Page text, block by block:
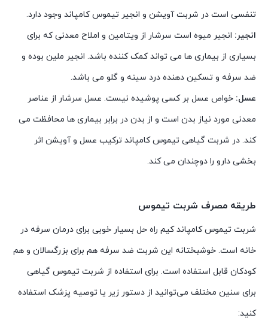
تنفسی است در شربت آویشن و انجیر تیموس کامپاند وجود دارد.
انجیر: انجیر میوه است سرشار از ویتامین و املاح معدنی که برای
بسیاری از بیماری ها می تواند کمک کننده باشد. انجیر ملین بوده و
ضد سرفه و تسکین دهنده درد سینه و گلو می باشد.
عسل: خواص عسل بر کسی پوشیده نیست. عسل سرشار از عناصر
معدنی مورد نیاز بدن است و از بدن در برابر بیماری ها محافظت می
کند. در شربت گیاهی تیموس کامپاند ترکیب عسل و آویشن اثر
بخشی دارو را دوچندان می کند.
طریقه مصرف شربت تیموس
شربت تیموس کامپاند کیم راه حل بسیار خوبی برای درمان سرفه در
خانه است. خوشبختانه این شربت ضد سرفه هم برای بزرگسالان و هم
کودکان قابل استفاده است. برای استفاده از شربت تیموس گیاهی
برای سنین مختلف می‌توانید از دستور زیر یا توصیه پزشک استفاده
کنید: